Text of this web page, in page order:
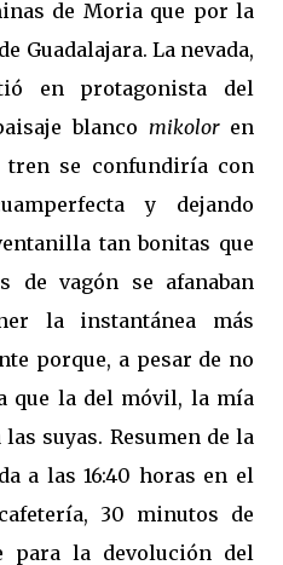
de Moria que por la
Guadalajara. La nevada,
en protagonista del
blanco mikoloren
tren se confundiría con
y dejando
tan bonitas que
de vagón se afanaban
la instantánea más
porque, a pesar de no
que la del móvil, la mía
suyas. Resumen de la
a las 16:40 horas en el
30 minutos de
para la devolución del